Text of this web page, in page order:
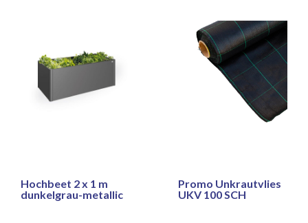
Hochbeet 2 x 1 m
dunkelgrau-metallic
Promo Unkrautvlies
UKV 100 SCH